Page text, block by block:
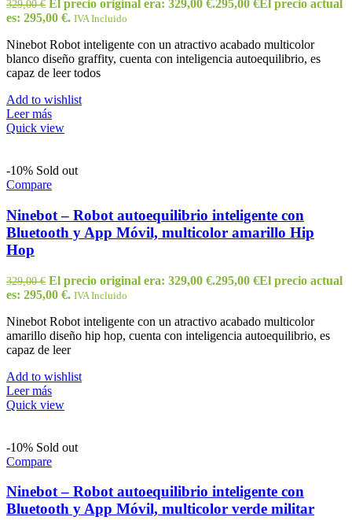
329,00€ El precio original era: 329,00 €.295,00 €El precio actual
es: 295,00 €. IVA Incluido
Ninebot Robot inteligente con un atractivo acabado multicolor
blanco diseño graffity, cuenta con inteligencia autoequilibrio, es
capaz de leer todos
Add to wishlist
Leer más
Quick view
-10% Sold out
Compare
Ninebot – Robot autoequilibrio inteligente con
Bluetooth y App Móvil, multicolor amarillo Hip
Hop
329,00€ El precio original era: 329,00 €.295,00 €El precio actual
es: 295,00 €. IVA Incluido
Ninebot Robot inteligente con un atractivo acabado multicolor
amarillo diseño hip hop, cuenta con inteligencia autoequilibrio, es
capaz de leer
Add to wishlist
Leer más
Quick view
-10% Sold out
Compare
Ninebot – Robot autoequilibrio inteligente con
Bluetooth y App Móvil, multicolor verde militar